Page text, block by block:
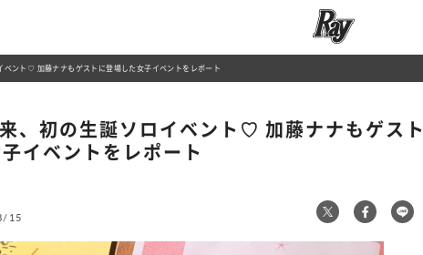
ベント♡ 加藤ナナもゲストに登場した女子イベントをレポート
、初の生誕ソロイベント♡ 加藤ナナもゲスト
イベントをレポート
15